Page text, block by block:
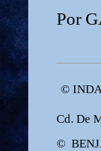
Por
©
Cd. De
©